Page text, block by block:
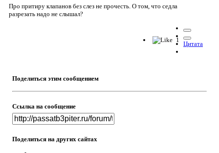
Про притиру клапанов без слез не прочесть. О том, что седла
разрезать надо не слышал?
1
Цитата
Поделиться этим сообщением
Ссылка на сообщение
Поделиться на других сайтах